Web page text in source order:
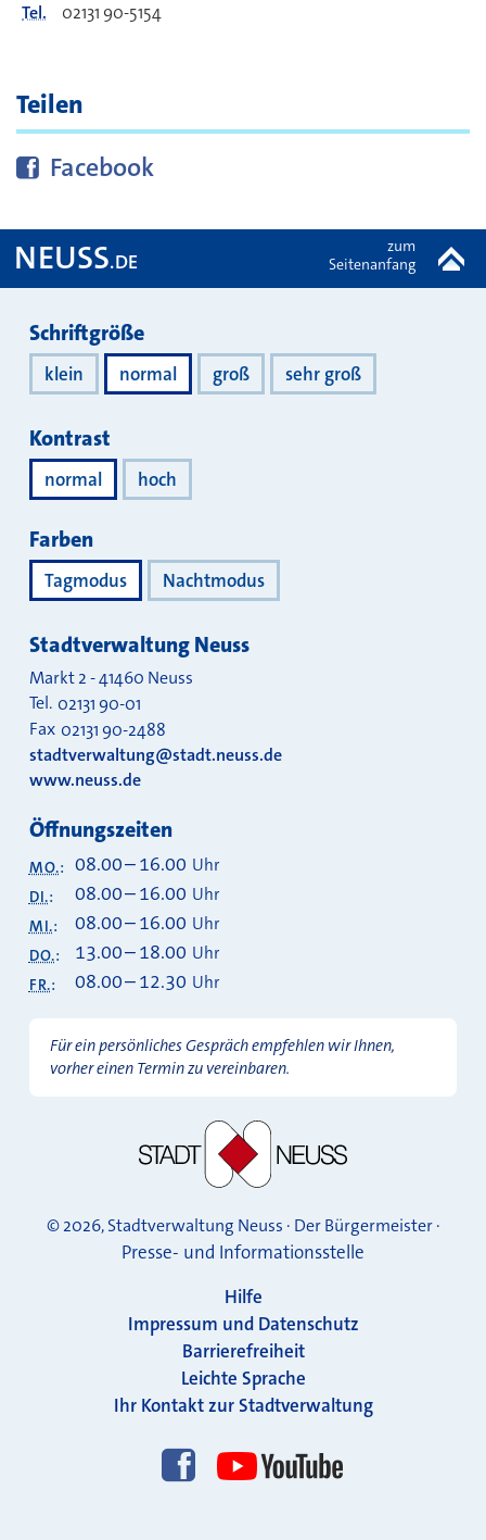
Tel.
02131 90-5154
Teilen
Diese Seite bei
Facebook
NEUSS.DE
zum
Seitenanfang
Darstellung
Schriftgröße
klein normal groß sehr groß
Kontrast
normal hoch
Farben
Tagmodus Nachtmodus
Stadtverwaltung Neuss
Markt 2-41460 Neuss
Tel. 02131 90-01
Fax 02131 90-2488
stadtverwaltung@stadt.neuss.de
www.neuss.de
Öffnungszeiten
MO.: 08.00–16.00 Uhr
DI.: 08.00–16.00 Uhr
MI.: 08.00–16.00 Uhr
DO.: 13.00–18.00 Uhr
FR.: 08.00–12.30 Uhr
Für ein persönliches Gespräch empfehlen wir Ihnen,
vorher einen Termin zu vereinbaren.
© 2026, Stadtverwaltung Neuss · Der Bürgermeister ·
Presse- und Informationsstelle
Hilfe
Impressum und Datenschutz
Barrierefreiheit
Leichte Sprache
Ihr Kontakt zur Stadtverwaltung
Folgen Sie uns!